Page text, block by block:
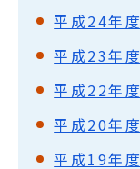
平成24年
平成23年
平成22年
平成20年
平成19年